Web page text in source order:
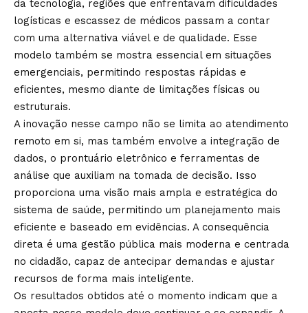
da tecnologia, regiões que enfrentavam dificuldades
logísticas e escassez de médicos passam a contar
com uma alternativa viável e de qualidade. Esse
modelo também se mostra essencial em situações
emergenciais, permitindo respostas rápidas e
eficientes, mesmo diante de limitações físicas ou
estruturais.
A inovação nesse campo não se limita ao atendimento
remoto em si, mas também envolve a integração de
dados, o prontuário eletrônico e ferramentas de
análise que auxiliam na tomada de decisão. Isso
proporciona uma visão mais ampla e estratégica do
sistema de saúde, permitindo um planejamento mais
eficiente e baseado em evidências. A consequência
direta é uma gestão pública mais moderna e centrada
no cidadão, capaz de antecipar demandas e ajustar
recursos de forma mais inteligente.
Os resultados obtidos até o momento indicam que a